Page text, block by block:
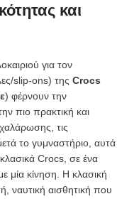
και
για τον
slip-ons) της Crocs
) φέρνουν την
πιο πρακτική και
τις
το γυμναστήριο, αυτά
Crocs, σε ένα
μία κίνηση. Η κλασική
ναυτική αισθητική που